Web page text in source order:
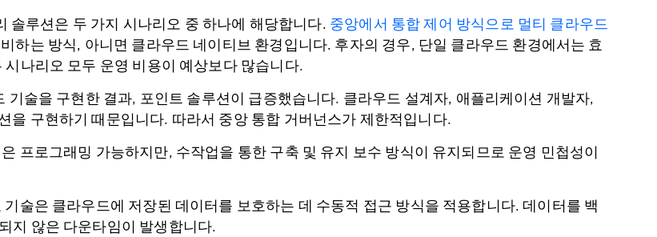
솔루션은 두 가지 시나리오 중 하나에 해당합니다. 중앙에서 통합 제어 방식으로 멀티 클라우드
하는 방식, 아니면 클라우드 네이티브 환경입니다. 후자의 경우, 단일 클라우드 환경에서는 효
나리오 모두 운영 비용이 예상보다 많습니다.
술을 구현한 결과, 포인트 솔루션이 급증했습니다. 클라우드 설계자, 애플리케이션 개발자,
을 구현하기 때문입니다. 따라서 중앙 통합 거버넌스가 제한적입니다.
프로그래밍 가능하지만, 수작업을 통한 구축 및 유지 보수 방식이 유지되므로 운영 민첩성이
술은 클라우드에 저장된 데이터를 보호하는 데 수동적 접근 방식을 적용합니다. 데이터를 백
지 않은 다운타임이 발생합니다.